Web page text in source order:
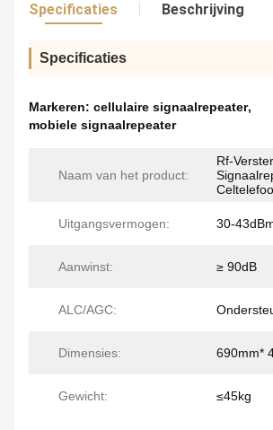
Specificaties Beschrijving
Specificaties
Markeren: cellulaire signaalrepeater,
mobiele signaalrepeater
Naam van het product:
Rf-
Uitgangsvermogen: 30-
Aanwinst: ≥ 90dB
ALC/AGC:
Dimensies: 690mm*
Gewicht: ≤45kg